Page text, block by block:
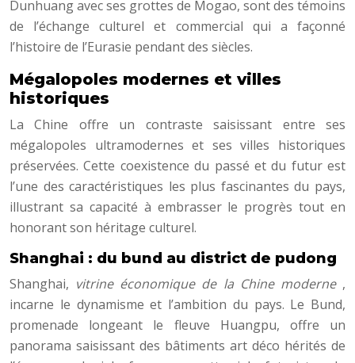
Dunhuang avec ses grottes de Mogao, sont des témoins
de l’échange culturel et commercial qui a façonné
l’histoire de l’Eurasie pendant des siècles.
Mégalopoles modernes et villes
historiques
La Chine offre un contraste saisissant entre ses
mégalopoles ultramodernes et ses villes historiques
préservées. Cette coexistence du passé et du futur est
l’une des caractéristiques les plus fascinantes du pays,
illustrant sa capacité à embrasser le progrès tout en
honorant son héritage culturel.
Shanghai : du bund au district de pudong
Shanghai, vitrine économique de la Chine moderne ,
incarne le dynamisme et l’ambition du pays. Le Bund,
promenade longeant le fleuve Huangpu, offre un
panorama saisissant des bâtiments art déco hérités de